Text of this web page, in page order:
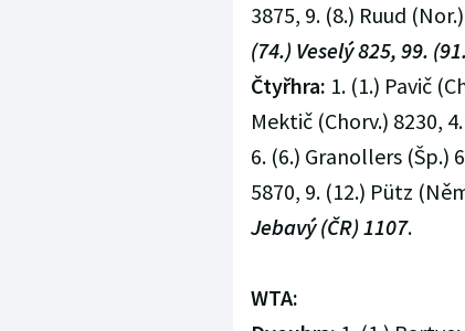
3875, 9. (8.) Ruud
(74.) Veselý 825, 99.
Čtyřhra: 1. (1.) Pavič
Mektič (Chorv.) 8230,
6. (6.) Granollers (Šp.)
5870, 9. (12.) Pütz
Jebavý (ČR) 1107.
WTA: